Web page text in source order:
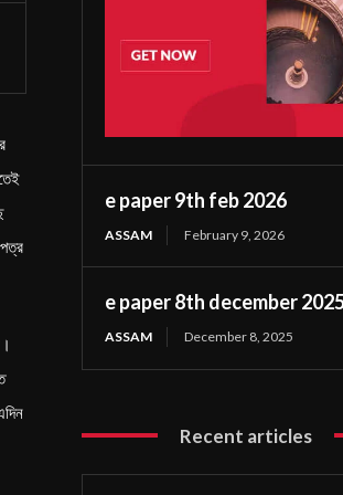
e paper 9th feb 2026
ASSAM February 9, 2026
e paper 8th december
ASSAM December 8, 2025
Recent articles